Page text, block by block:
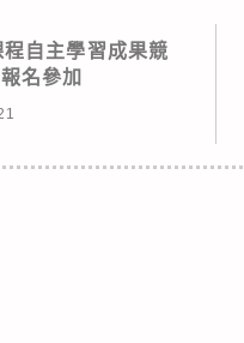
自主學習成果競
名參加